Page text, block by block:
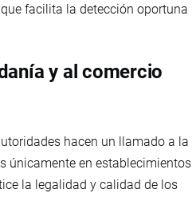
facilita la detección oportuna
y al comercio
hacen un llamado a la
únicamente en establecimientos
la legalidad y calidad de los